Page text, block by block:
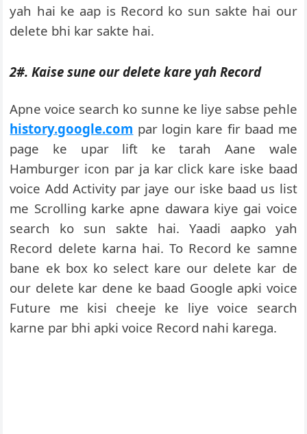
yah hai ke aap is Record ko sun sakte hai our
delete bhi kar sakte hai.
2#. Kaise sune our delete kare yah Record
Apne voice search ko sunne ke liye sabse pehle
history.google.com par login kare fir baad me
page ke upar lift ke tarah Aane wale
Hamburger icon par ja kar click kare iske baad
voice Add Activity par jaye our iske baad us list
me Scrolling karke apne dawara kiye gai voice
search ko sun sakte hai. Yaadi aapko yah
Record delete karna hai. To Record ke samne
bane ek box ko select kare our delete kar de
our delete kar dene ke baad Google apki voice
Future me kisi cheeje ke liye voice search
karne par bhi apki voice Record nahi karega.